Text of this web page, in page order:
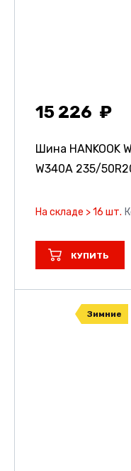
15 226
Шина HANKOOK
W340A 235/
На складе > 16 шт.
КУПИТЬ
Зимние